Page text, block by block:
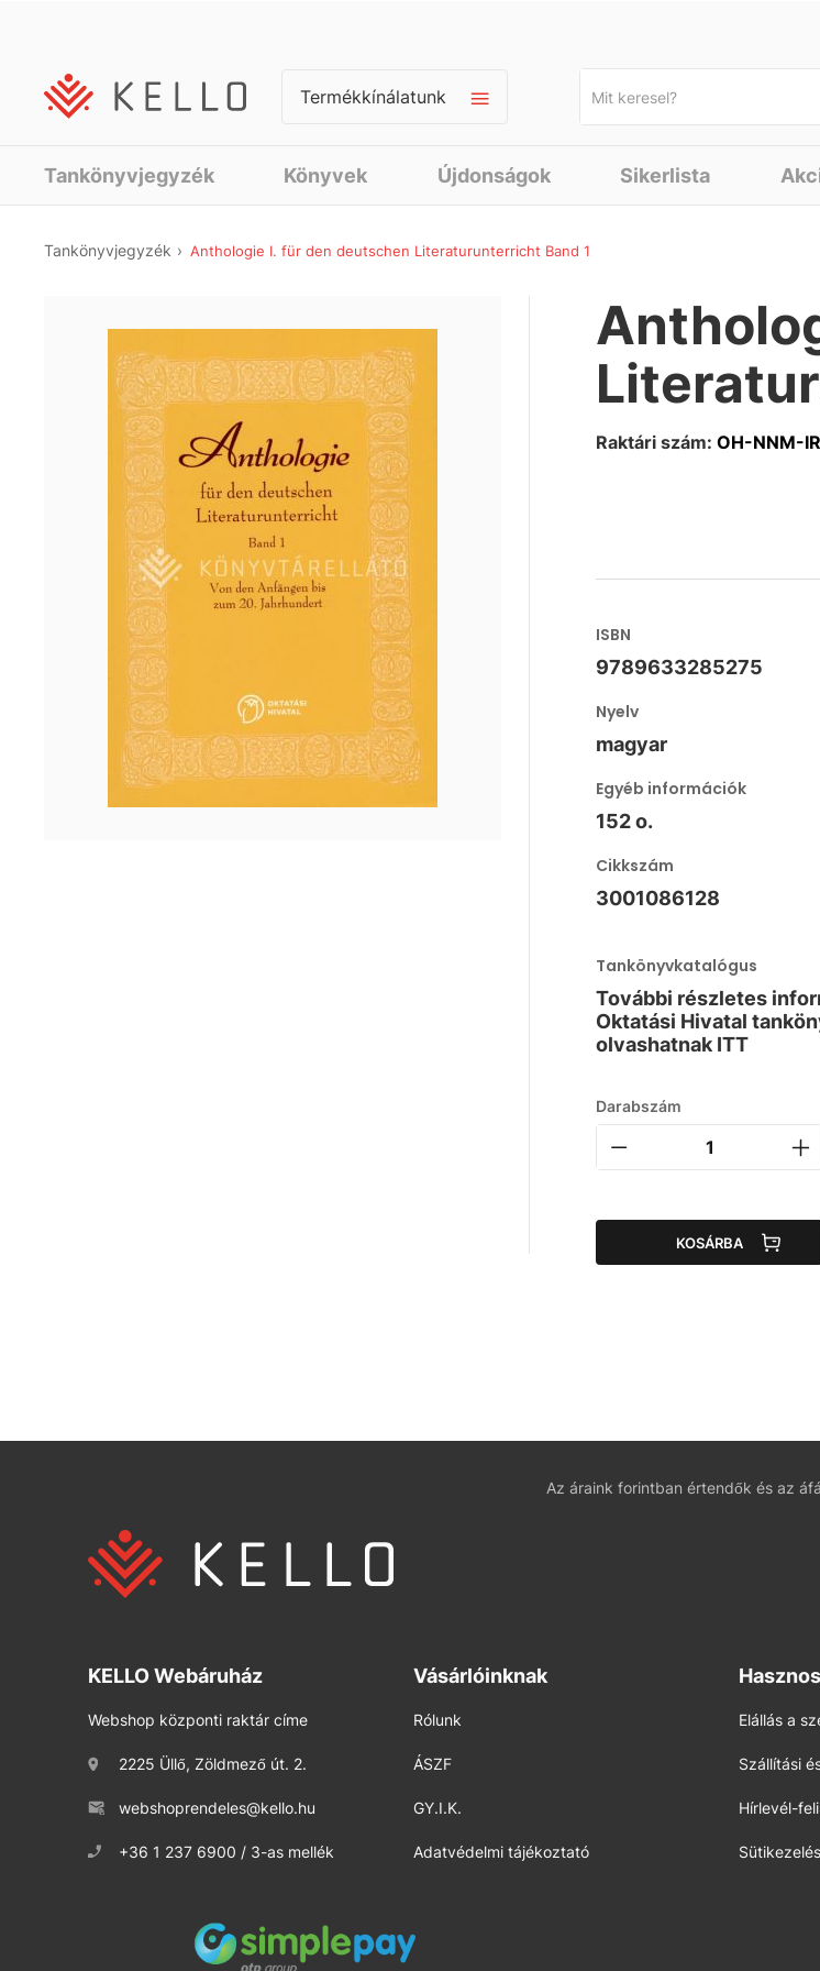
Termékkínálatunk
Tankönyvjegyzék Könyvek Újdonságok Sikerlista
Tankönyvjegyzék Anthologie I. für den deutschen Literaturunterricht Band 1
Raktári szám: OH-NNM-
ISBN
9789633285275
Nyelv
magyar
Egyéb információk
152 o.
Cikkszám
3001086128
Tankönyvkatalógus
További részletes
Oktatási Hivatal
olvashatnak ITT
Darabszám
KOSÁRBA
Az áraink forintban értendők és az
KELLO Webáruház
Webshop központi raktár címe
2225 Üllő, Zöldmező út. 2.
webshoprendeles@kello.hu
+36 1 237 6900 / 3-as mellék
Vásárlóinknak
Rólunk
ÁSZF
GY.I.K.
Adatvédelmi tájékoztató
Elállás a
Szállítási
Hírlevél-
Sütikezelés